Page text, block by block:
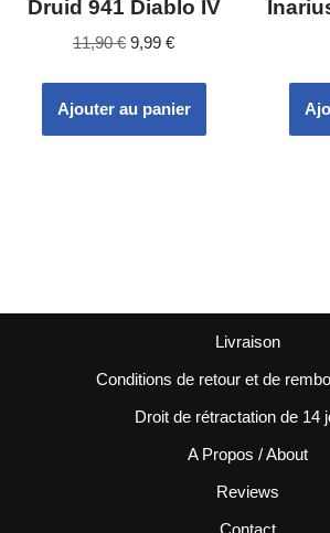
Druid 941 Diablo IV
11,90€ 9,99 €
Ajouter au panier
Livraison
Conditions de retour et de
Droit de rétractation de 14
A Propos / About
Reviews
Contact